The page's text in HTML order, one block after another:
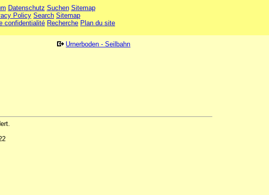
Datenschutz Suchen Sitemap
Policy Search Sitemap
confidentialité Recherche Plan du site
Urnerboden - Seilbahn